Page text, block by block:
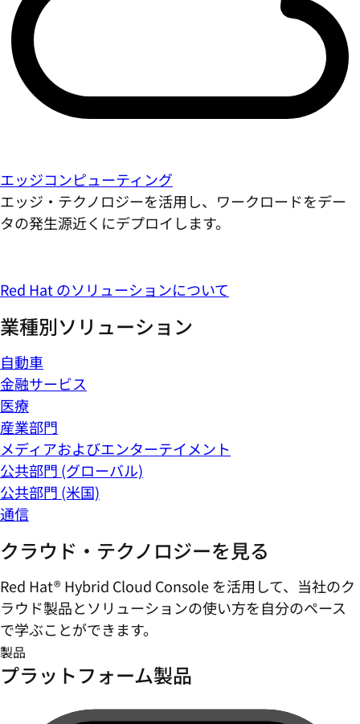
エッジコンピューティング
エッジ・テクノロジーを活用し、ワークロードをデー
タの発生源近くにデプロイします。
Red Hat のソリューションについて
業種別ソリューション
自動車
金融サービス
医療
産業部門
メディアおよびエンターテイメント
公共部門 (グローバル)
公共部門 (米国)
通信
クラウド・テクノロジーを見る
Red Hat® Hybrid Cloud Console を活用して、当社のク
ラウド製品とソリューションの使い方を自分のペース
で学ぶことができます。
製品
プラットフォーム製品